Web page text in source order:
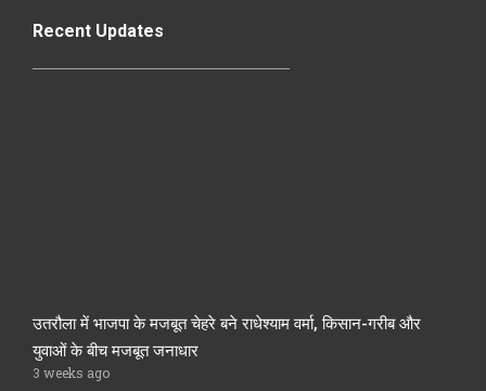
Recent Updates
उतरौला में भाजपा के मजबूत चेहरे बने राधेश्याम वर्मा, किसान-गरीब और
युवाओं के बीच मजबूत जनाधार
3 weeks ago